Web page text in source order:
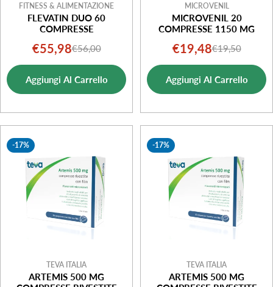
FITNESS & ALIMENTAZIONE
FLEVATIN DUO 60
COMPRESSE
Prezzo
di
vendita
€55,98Prezzo
normale
€56,00
Aggiungi Al Carrello
MICROVENIL
MICROVENIL 20
COMPRESSE 1150 MG
Prezzo
di
vendita
€19,48Prezzo
normale
€19,50
Aggiungi Al Carrello
-17%
TEVA ITALIA
ARTEMIS 500 MG
-17%
TEVA ITALIA
ARTEMIS 500 MG